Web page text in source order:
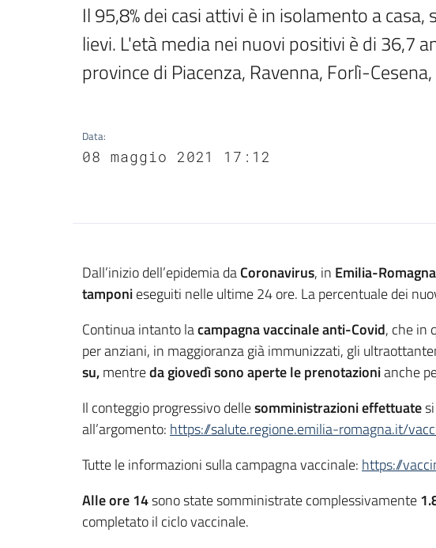
Il 95,8% dei casi attivi è in isolamento a
lievi. L'età media nei nuovi positivi è di 36,7
province di Piacenza, Ravenna, Forlì-
Data:
08 maggio 2021 17:12
Contenuto
Dall’inizio dell’epidemia daCoronavirus, in Emilia-Romagna
tamponieseguiti nelle ultime 24 ore. La percentuale dei
Continua intanto lacampagna vaccinale anti-Covid, che in
per anziani, in maggioranza già immunizzati, gli
su,mentreda giovedì sono aperte le prenotazionianche
Il conteggio progressivo dellesomministrazioni effettuate
all’argomento: https://salute.regione.emilia-romagna.it/
Tutte le informazioni sulla campagna vaccinale: https://
Alle ore 14sono state somministrate complessivamente
completato il ciclo vaccinale.